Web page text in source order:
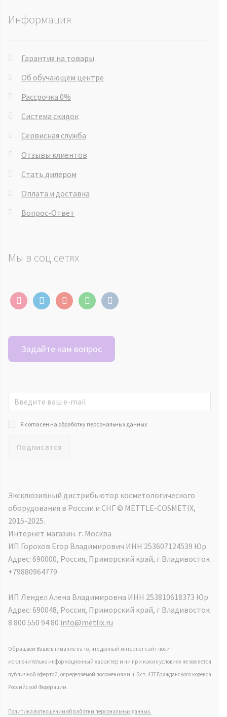
Информация
Гарантия на товары
Об обучающем центре
Рассрочка 0%
Система скидок
Сервисная служба
Отзывы клиентов
Стать дилером
Оплата и доставка
Вопрос-Ответ
Мы в соц сетях
instagramtelegramyoutubewhatsappvkontakte
Задайте нам вопрос
Я согласен на обработку персональных данных
Подписатся
Эксклюзивный дистрибьютор косметологического
оборудования в России и СНГ ©️ METTLE-COSMETIX,
2015-2025.
Интернет магазин. г. Москва
ИП Горохов Егор Владимирович ИНН 253607124539 Юр.
Адрес: 690000, Россия, Приморский край, г Владивосток
+79880964779
ИП Лендел Алена Владимировна ИНН 253810618373 Юр.
Адрес: 690048, Россия, Приморский край, г Владивосток
8 800 550 94 80 info@metlix.ru
Обращаем Ваше внимание на то, что данный интернет-сайт носит
исключительно информационный характер и ни при каких условиях не является
публичной офертой, определяемой положениями ч. 2 ст. 437 Гражданского кодекса
Российской Федерации.
Политика в отношении обработки персональных данных.